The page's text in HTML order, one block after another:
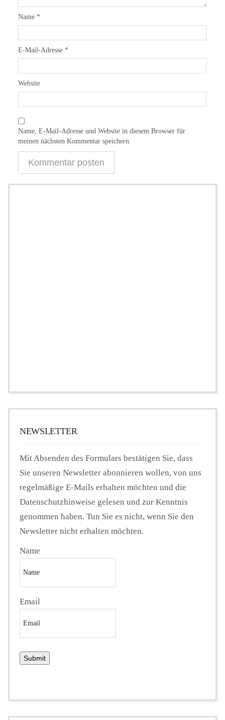
Name *
E-Mail-Adresse *
Website
Name, E-Mail-Adresse und Website in diesem Browser für
meinen nächsten Kommentar speichern.
NEWSLETTER
Mit Absenden des Formulars bestätigen Sie, dass
Sie unseren Newsletter abonnieren wollen, von uns
regelmäßige E-Mails erhalten möchten und die
Datenschutzhinweise gelesen und zur Kenntnis
genommen haben. Tun Sie es nicht, wenn Sie den
Newsletter nicht erhalten möchten.
Name
Email